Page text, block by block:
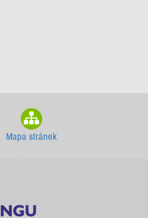
Mapa stránek